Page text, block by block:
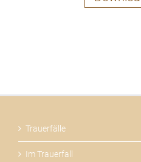
Trauerfälle
Im Trauerfall